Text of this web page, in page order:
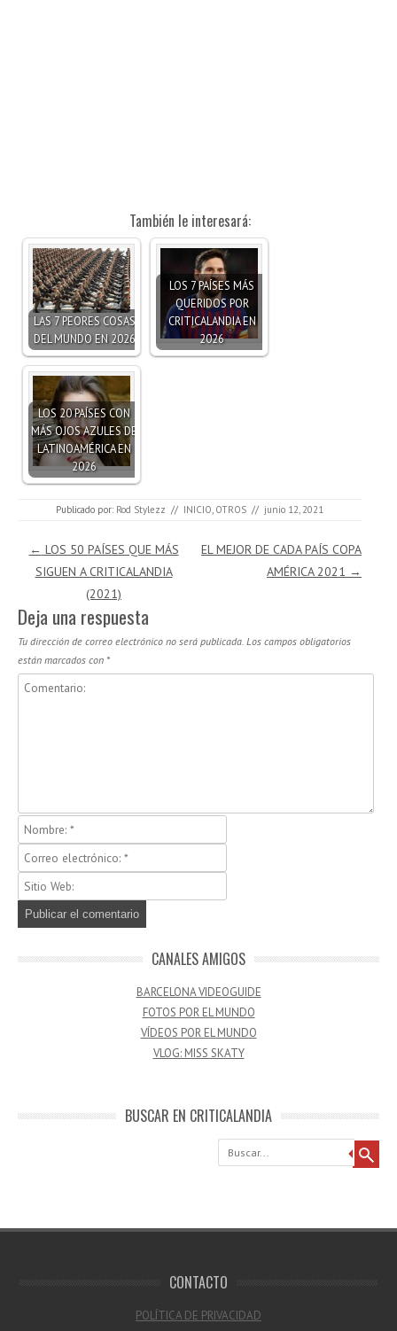
También le interesará:
LAS 7 PEORES COSAS
DEL MUNDO EN 2026
LOS 7 PAÍSES MÁS
QUERIDOS POR
CRITICALANDIA EN
2026
LOS 20 PAÍSES CON
MÁS OJOS AZULES DE
LATINOAMÉRICA EN
2026
Publicado por: Rod Stylezz // INICIO OTROS // junio 12, 2021
Navegación de entradas
← LOS 50 PAÍSES QUE MÁS
SIGUEN A CRITICALANDIA
(2021)
EL MEJOR DE CADA PAÍS COPA
AMÉRICA 2021 →
Deja una respuesta
Tu dirección de correo electrónico no será publicada. Los campos obligatorios
están marcados con *
CANALES AMIGOS
BARCELONA VIDEOGUIDE
FOTOS POR EL MUNDO
VÍDEOS POR EL MUNDO
VLOG: MISS SKATY
BUSCAR EN CRITICALANDIA
Buscar
CONTACTO
POLÍTICA DE PRIVACIDAD